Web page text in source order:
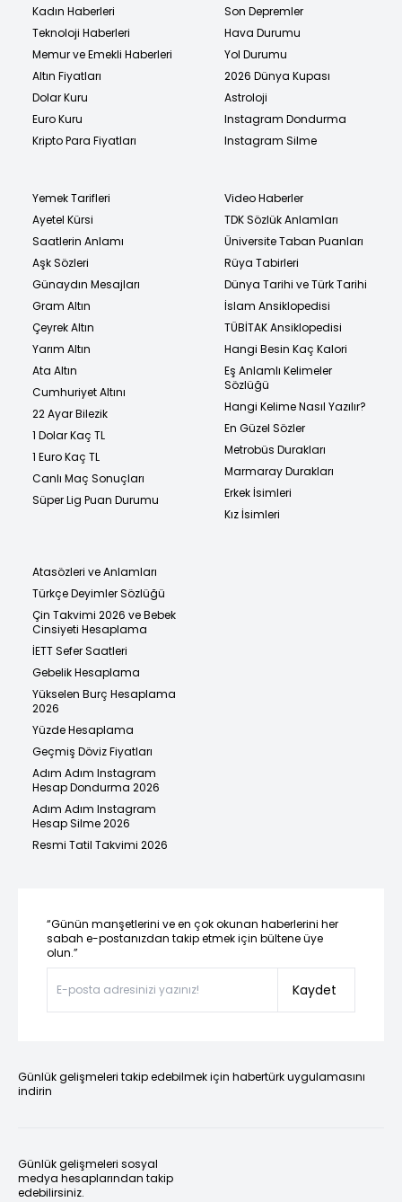
Kadın Haberleri
Teknoloji Haberleri
Memur ve Emekli Haberleri
Altın Fiyatları
Dolar Kuru
Euro Kuru
Kripto Para Fiyatları
Son Depremler
Hava Durumu
Yol Durumu
2026 Dünya Kupası
Astroloji
Instagram Dondurma
Instagram Silme
Yemek Tarifleri
Ayetel Kürsi
Saatlerin Anlamı
Aşk Sözleri
Günaydın Mesajları
Gram Altın
Çeyrek Altın
Yarım Altın
Ata Altın
Cumhuriyet Altını
22 Ayar Bilezik
1 Dolar Kaç TL
1 Euro Kaç TL
Canlı Maç Sonuçları
Süper Lig Puan Durumu
Video Haberler
TDK Sözlük Anlamları
Üniversite Taban Puanları
Rüya Tabirleri
Dünya Tarihi ve Türk Tarihi
İslam Ansiklopedisi
TÜBİTAK Ansiklopedisi
Hangi Besin Kaç Kalori
Eş Anlamlı Kelimeler
Sözlüğü
Hangi Kelime Nasıl Yazılır?
En Güzel Sözler
Metrobüs Durakları
Marmaray Durakları
Erkek İsimleri
Kız İsimleri
Atasözleri ve Anlamları
Türkçe Deyimler Sözlüğü
Çin Takvimi 2026 ve Bebek
Cinsiyeti Hesaplama
İETT Sefer Saatleri
Gebelik Hesaplama
Yükselen Burç Hesaplama
2026
Yüzde Hesaplama
Geçmiş Döviz Fiyatları
Adım Adım Instagram
Hesap Dondurma 2026
Adım Adım Instagram
Hesap Silme 2026
Resmi Tatil Takvimi 2026
“Günün manşetlerini ve en çok okunan haberlerini her
sabah e-postanızdan takip etmek için bültene üye
olun.”
Kaydet
Günlük gelişmeleri takip edebilmek için habertürk uygulamasını
indirin
Günlük gelişmeleri sosyal
medya hesaplarından takip
edebilirsiniz.